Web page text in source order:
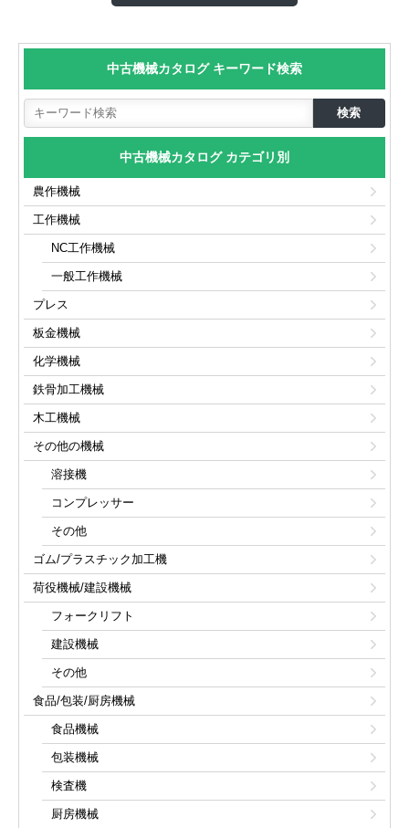
中古機械カタログ キーワード検索
中古機械カタログ カテゴリ別
農作機械
工作機械
NC工作機械
一般工作機械
プレス
板金機械
化学機械
鉄骨加工機械
木工機械
その他の機械
溶接機
コンプレッサー
その他
ゴム/プラスチック加工機
荷役機械/建設機械
フォークリフト
建設機械
その他
食品/包装/厨房機械
食品機械
包装機械
検査機
厨房機械